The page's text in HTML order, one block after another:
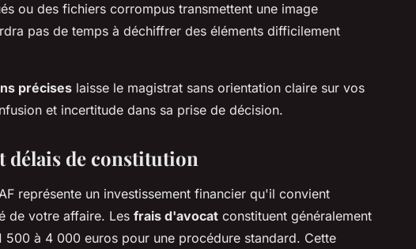
ou des fichiers corrompus transmettent une image
pas de temps à déchiffrer des éléments difficilement
précises laisse le magistrat sans orientation claire sur vos
et incertitude dans sa prise de décision.
délais de constitution
représente un investissement financier qu'il convient
de votre affaire. Les frais d'avocat constituent généralement
500 à 4 000 euros pour une procédure standard. Cette